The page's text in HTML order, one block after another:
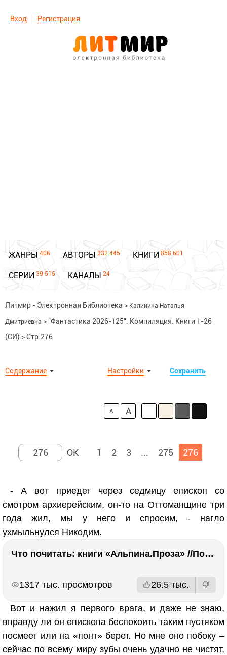
Вход Регистрация
ЖАНРЫ 406 АВТОРЫ 332 445 КНИГИ 858 601
СЕРИИ 39 515 КАНАЛЫ 24
Литмир - Электронная Библиотека > Калинина Наталья
Дмитриевна >"Фантастика 2026-125". Компиляция. Книги 1-26
(СИ) >Стр.276
Содержание Сохранить
Настройки
A A
1 2 3 ... 275 276
- А вот приедет через седмицу епископ со
смотром архиерейским, он-то на Оттоманщине три
года жил, мы у него и спросим, - нагло
ухмыльнулся Никодим.
Что почитать: книги «Альпина.Проза» //Побяржина, Декабрев, Ронжина
1317 тыс. просмотров 26.5 тыс.
Вот и нажил я первого врага, и даже не знаю,
вправду ли он епископа беспокоить таким пустяком
посмеет или на «понт» берет. Но мне оно побоку –
сейчас по всему миру зубы очень удачно не чистят,